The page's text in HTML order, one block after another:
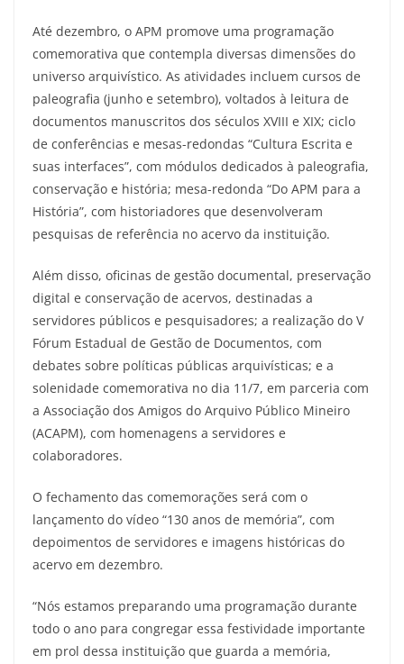
Até dezembro, o APM promove uma programação
comemorativa que contempla diversas dimensões do
universo arquivístico. As atividades incluem cursos de
paleografia (junho e setembro), voltados à leitura de
documentos manuscritos dos séculos XVIII e XIX; ciclo
de conferências e mesas-redondas “Cultura Escrita e
suas interfaces”, com módulos dedicados à paleografia,
conservação e história; mesa-redonda “Do APM para a
História”, com historiadores que desenvolveram
pesquisas de referência no acervo da instituição.
Além disso, oficinas de gestão documental, preservação
digital e conservação de acervos, destinadas a
servidores públicos e pesquisadores; a realização do V
Fórum Estadual de Gestão de Documentos, com
debates sobre políticas públicas arquivísticas; e a
solenidade comemorativa no dia 11/7, em parceria com
a Associação dos Amigos do Arquivo Público Mineiro
(ACAPM), com homenagens a servidores e
colaboradores.
O fechamento das comemorações será com o
lançamento do vídeo “130 anos de memória”, com
depoimentos de servidores e imagens históricas do
acervo em dezembro.
“Nós estamos preparando uma programação durante
todo o ano para congregar essa festividade importante
em prol dessa instituição que guarda a memória,